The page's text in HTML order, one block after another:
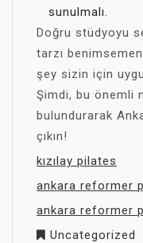
sunulmalı.
Doğru stüdyoyu
tarzı
şey sizin için
Şimdi, bu önemli
bulundurarak
çıkın!
kızılay pilates
ankara reformer
ankara reformer
Uncategorized